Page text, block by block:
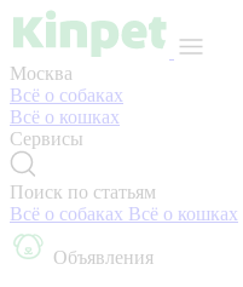
Москва
Всё о собаках
Всё о кошках
Сервисы
Поиск по статьям
Всё о собаках Всё о кошках
Объявления